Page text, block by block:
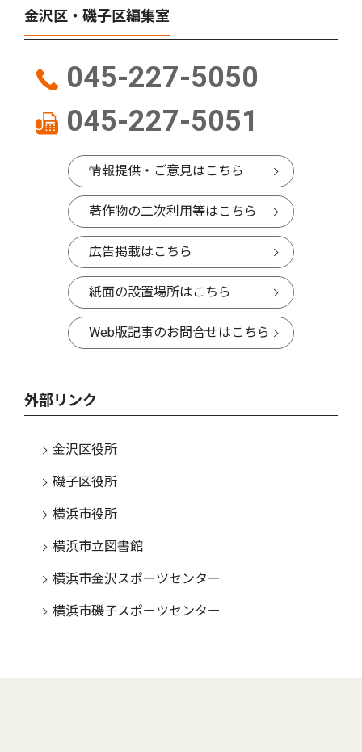
金沢区・磯子区編集室
045-227-5050
045-227-5051
情報提供・ご意見はこちら
著作物の二次利用等はこちら
広告掲載はこちら
紙面の設置場所はこちら
Web版記事のお問合せはこちら
外部リンク
金沢区役所
磯子区役所
横浜市役所
横浜市立図書館
横浜市金沢スポーツセンター
横浜市磯子スポーツセンター